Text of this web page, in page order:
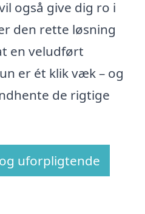
også give dig ro i
den rette løsning
en veludført
er ét klik væk – og
de rigtige
uforpligtende